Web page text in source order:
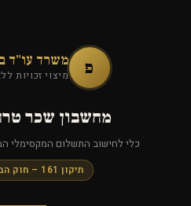
פ משרד עו"ד
מיצוי זכויות
מחשבון שכר
כלי לחישוב התשלום המקסימלי
תיקון 161 – חוק הביטוח הלאומי